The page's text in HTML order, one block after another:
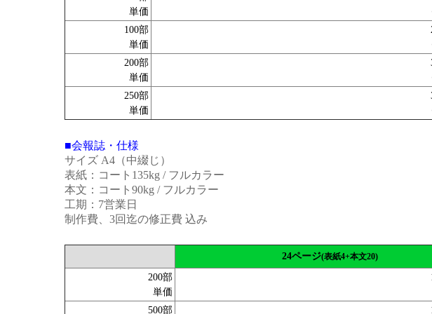
単価
100部
単価
200部
単価
250部
単価
■会報誌・仕様
サイズ A4（中綴じ）
表紙：コート135kg / フルカラー
本文：コート90kg / フルカラー
工期：7営業日
制作費、3回迄の修正費 込み
24ページ(表紙4+本文20)
200部
単価
500部